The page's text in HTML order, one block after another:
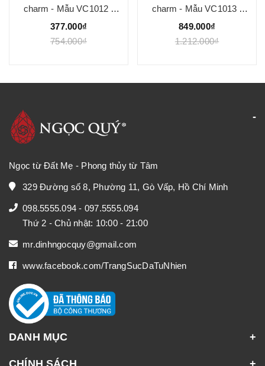
charm - Mẫu VC1012 -
Ngọc Quý
377.000₫
754.000₫
charm - Mẫu VC1013 -
Ngọc Quý
849.000₫
1.212.000₫
Ngọc từ Đất Mẹ - Phong thủy từ Tâm
329 Đường số 8, Phường 11, Gò Vấp, Hồ Chí Minh
098.5555.094 - 097.5555.094
Thứ 2 - Chủ nhật: 10:00 - 21:00
mr.dinhngocquy@gmail.com
www.facebook.com/TrangSucDaTuNhien
DANH MỤC
CHÍNH SÁCH